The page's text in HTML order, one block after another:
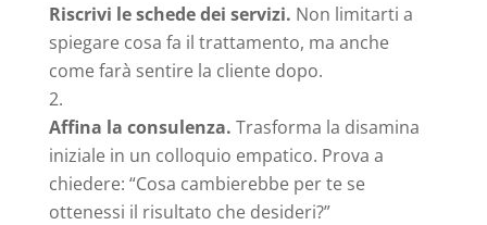
Riscrivi le schede dei servizi. Non limitarti a
spiegare cosa fa il trattamento, ma anche
come farà sentire la cliente dopo.
Affina la consulenza. Trasforma la disamina
iniziale in un colloquio empatico. Prova a
chiedere: “Cosa cambierebbe per te se
ottenessi il risultato che desideri?”